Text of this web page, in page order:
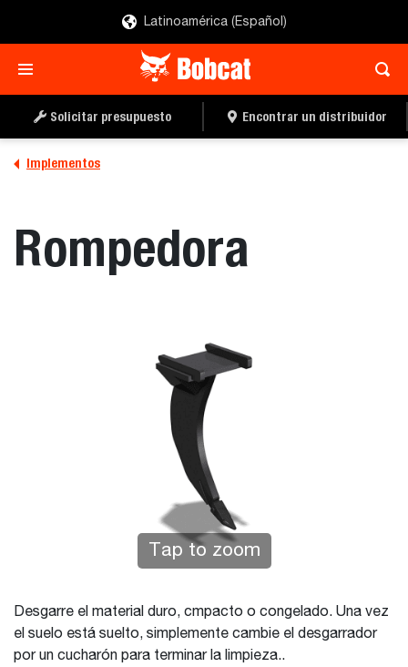
Latinoamérica (Español)
Solicitar presupuesto Encontrar un distribuidor
Implementos
Rompedora
Tap to zoom
Desgarre el material duro, cmpacto o congelado. Una vez
el suelo está suelto, simplemente cambie el desgarrador
por un cucharón para terminar la limpieza..
LOCALIZAR UN